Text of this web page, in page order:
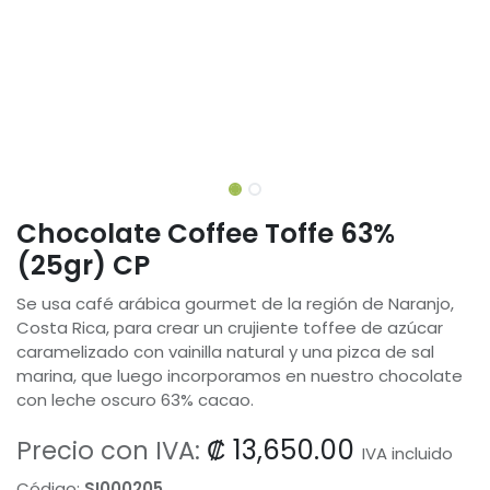
Chocolate Coffee Toffe 63%
(25gr) CP
Se usa café arábica gourmet de la región de Naranjo,
Costa Rica, para crear un crujiente toffee de azúcar
caramelizado con vainilla natural y una pizca de sal
marina, que luego incorporamos en nuestro chocolate
con leche oscuro 63% cacao.
Precio con IVA: ₡ 13,650.00 IVA incluido